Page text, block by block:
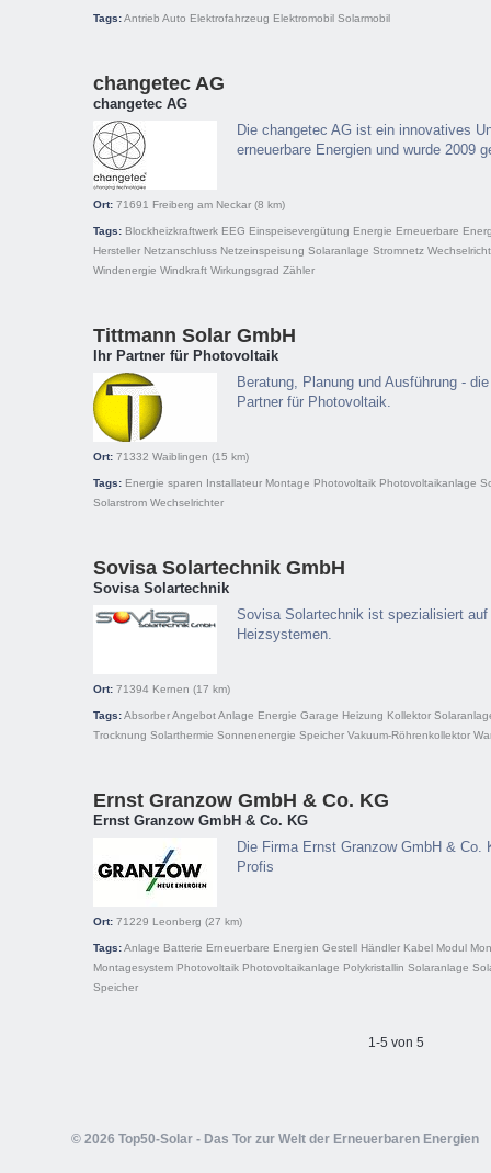
Tags:Antrieb Auto Elektrofahrzeug Elektromobil Solarmobil
changetec AG
changetec AG
Die changetec AG ist ein innovatives
erneuerbare Energien und wurde 2009
Ort: 71691 Freiberg am Neckar (8 km)
Tags: Blockheizkraftwerk EEG Einspeisevergütung Energie Erneuerbare
Hersteller Netzanschluss Netzeinspeisung Solaranlage Stromnetz
Windenergie Windkraft Wirkungsgrad Zähler
Tittmann Solar GmbH
Ihr Partner für Photovoltaik
Beratung, Planung und Ausführung -
Partner für Photovoltaik.
Ort: 71332 Waiblingen (15 km)
Tags: Energie sparen Installateur Montage Photovoltaik Photovoltaikanlage
Solarstrom Wechselrichter
Sovisa Solartechnik GmbH
Sovisa Solartechnik
Sovisa Solartechnik ist spezialisiert auf
Heizsystemen.
Ort: 71394 Kernen (17 km)
Tags:AbsorberAngebotAnlage Energie Garage Heizung Kollektor
Trocknung Solarthermie Sonnenenergie Speicher Vakuum-Röhrenkollektor
Ernst Granzow GmbH & Co. KG
Ernst Granzow GmbH & Co. KG
Die Firma Ernst Granzow GmbH &
Profis
Ort: 71229 Leonberg (27 km)
Tags:Anlage Batterie Erneuerbare Energien Gestell Händler Kabel Modul
Montagesystem Photovoltaik Photovoltaikanlage Polykristallin Solaranlage
Speicher
1-5 von 5
© 2026 Top50-Solar - Das Tor zur Welt der Erneuerbaren Energien